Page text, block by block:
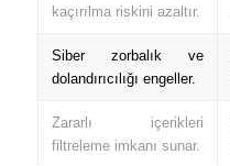
kaçırılma riskini azaltır.
Siber zorbalık ve
dolandırıcılığı engeller.
Zararlı içerikleri
filtreleme imkanı sunar.